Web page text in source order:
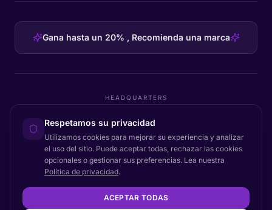
Gana hasta un 20% , Recomienda una marca
HEADQUARTERS
C/O GRROW, Pilestræde 52A
© 2026 Certainly. Todos los derechos reservados.
EstadoPrivacidadDPATérminos
Respetamos su privacidad
Utilizamos cookies para mejorar su experiencia y analizar
el uso del sitio. Puede aceptar todas, rechazar las cookies
opcionales o gestionar sus preferencias. Lea nuestra
Política de privacidad.
ACEPTAR TODAS